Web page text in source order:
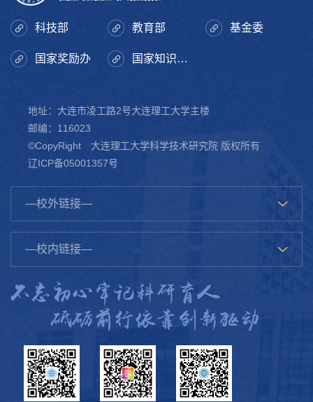
科技部 教育部 基金委
国家奖励办 国家知识产权局
地址：大连市凌工路2号大连理工大学主楼
邮编：116023
©CopyRight 大连理工大学科学技术研究院 版权所有
辽ICP备05001357号
—校外链接—
—校内链接—